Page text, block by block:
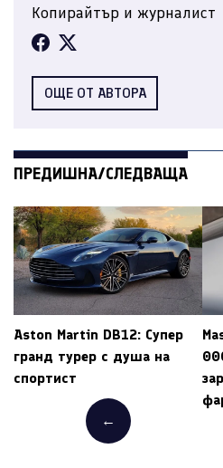
Копирайтър и журналист
ОЩЕ ОТ АВТОРА
ПРЕДИШНА/СЛЕДВАЩА
Aston Martin DB12: Супер
гранд турер с душа на
спортист
←